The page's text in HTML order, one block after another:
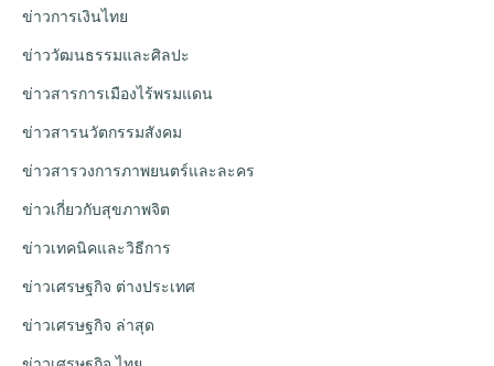
ข่าวการเงินไทย
ข่าววัฒนธรรมและศิลปะ
ข่าวสารการเมืองไร้พรมแดน
ข่าวสารนวัตกรรมสังคม
ข่าวสารวงการภาพยนตร์และละคร
ข่าวเกี่ยวกับสุขภาพจิต
ข่าวเทคนิคและวิธีการ
ข่าวเศรษฐกิจ ต่างประเทศ
ข่าวเศรษฐกิจ ล่าสุด